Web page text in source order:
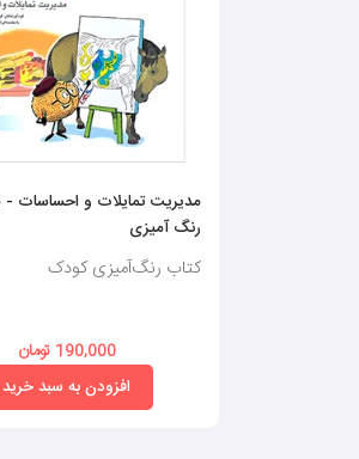
مدیریت تمایلات و احساسات
رنگ آمیزی
کتاب رنگ‌آمیزی کودک
190,000 تومان
افزودن به سبد خرید